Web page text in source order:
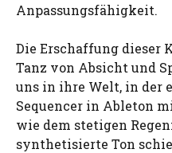
Anpassungsfähigkeit.
Die Erschaffung dieser
Tanz von Absicht und
uns in ihre Welt, in der
Sequencer in Ableton
wie dem stetigen
synthetisierte Ton